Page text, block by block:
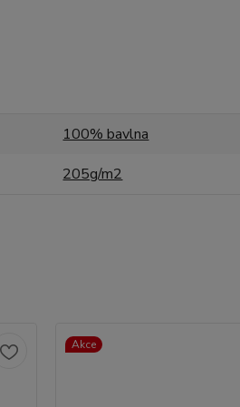
100% bavlna
205g/m2
Akce